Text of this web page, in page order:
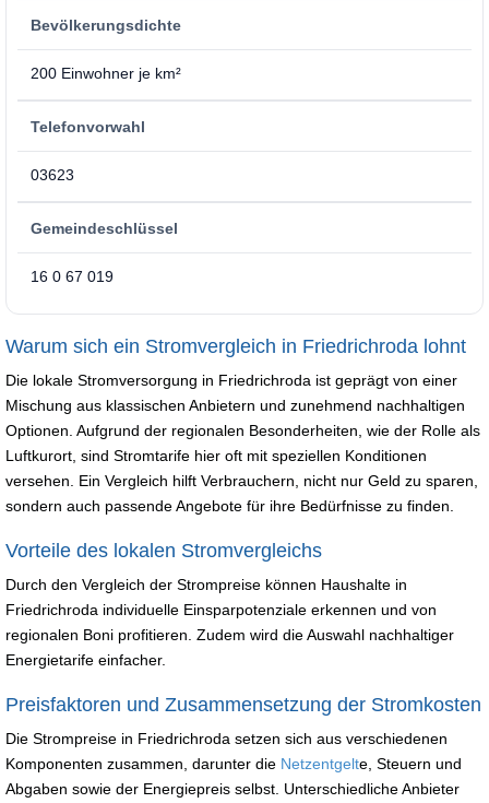
Bevölkerungsdichte
200 Einwohner je km²
Telefonvorwahl
03623
Gemeindeschlüssel
16 0 67 019
Warum sich ein Stromvergleich in Friedrichroda lohnt
Die lokale Stromversorgung in Friedrichroda ist geprägt von einer
Mischung aus klassischen Anbietern und zunehmend nachhaltigen
Optionen. Aufgrund der regionalen Besonderheiten, wie der Rolle als
Luftkurort, sind Stromtarife hier oft mit speziellen Konditionen
versehen. Ein Vergleich hilft Verbrauchern, nicht nur Geld zu sparen,
sondern auch passende Angebote für ihre Bedürfnisse zu finden.
Vorteile des lokalen Stromvergleichs
Durch den Vergleich der Strompreise können Haushalte in
Friedrichroda individuelle Einsparpotenziale erkennen und von
regionalen Boni profitieren. Zudem wird die Auswahl nachhaltiger
Energietarife einfacher.
Preisfaktoren und Zusammensetzung der Stromkosten
Die Strompreise in Friedrichroda setzen sich aus verschiedenen
Komponenten zusammen, darunter die Netzentgelte, Steuern und
Abgaben sowie der Energiepreis selbst. Unterschiedliche Anbieter